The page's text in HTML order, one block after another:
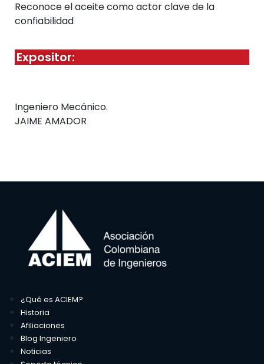
Reconoce el aceite como actor clave de la
confiabilidad
Expositor:
Ingeniero Mecánico.
JAIME AMADOR
¿Qué es ACIEM?
Historia
Afiliaciones
Blog Ingeniero
Noticias